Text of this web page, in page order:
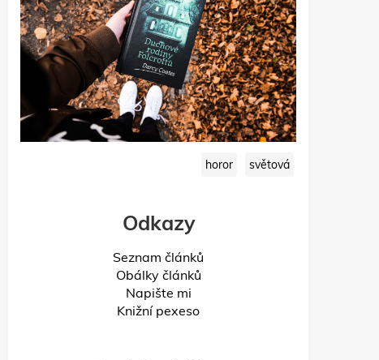
horor světová
Odkazy
Seznam článků
Obálky článků
Napište mi
Knižní pexeso